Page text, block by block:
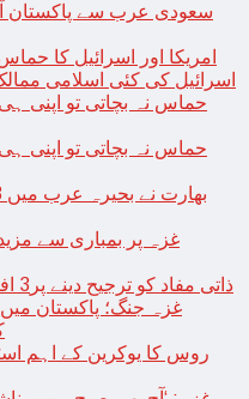
سعودی عرب سے پاکستان
امریکا اور اسرائیل کا
اسرائیل کی کئی اسلامی
حماس نہ بچاتی تو اپنی
حماس نہ بچاتی تو اپنی
ذاتی مفاد کو ترجیح دینے پر3 افغان کرکٹرز کیخلاف کارروائی
غزہ جنگ؛ پاکستان
روس کا یوکرین کے اہم